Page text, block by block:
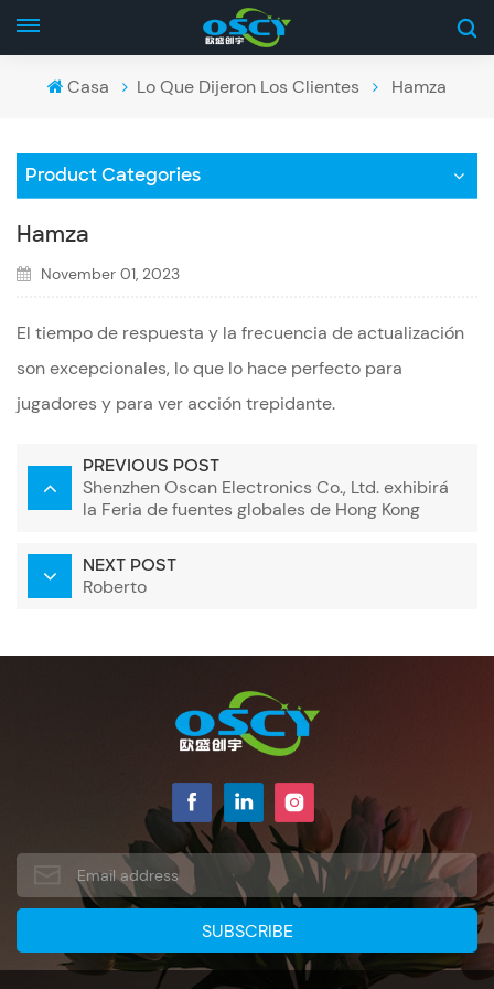
Casa Lo Que Dijeron Los Clientes Hamza
Product Categories
Hamza
November 01, 2023
El tiempo de respuesta y la frecuencia de actualización
son excepcionales, lo que lo hace perfecto para
jugadores y para ver acción trepidante.
PREVIOUS POST
Shenzhen Oscan Electronics Co., Ltd. exhibirá
la Feria de fuentes globales de Hong Kong
NEXT POST
Roberto